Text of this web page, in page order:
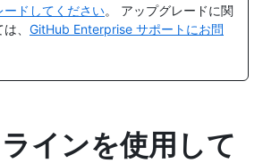
ードしてください。 アップグレードに関
、 GitHub Enterprise サポートにお問
インを使用して